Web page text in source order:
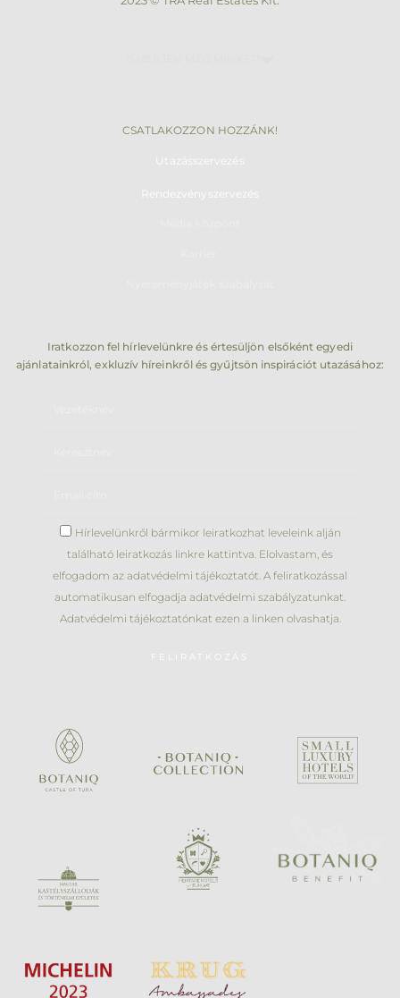
CSATLAKOZZON HOZZÁNK!
Utazásszervezés
Rendezvényszervezés
Iratkozzon fel hírlevelünkre és értesüljön elsőként egyedi
ajánlatainkról, exkluzív híreinkről és gyűjtsön inspirációt utazásához:
Hírlevelünkről bármikor leiratkozhat leveleink alján
található leiratkozás linkre kattintva. Elolvastam, és
elfogadom az adatvédelmi tájékoztatót. A feliratkozással
automatikusan elfogadja adatvédelmi szabályzatunkat.
Adatvédelmi tájékoztatónkat ezen a linken olvashatja.
FELIRATKOZÁS